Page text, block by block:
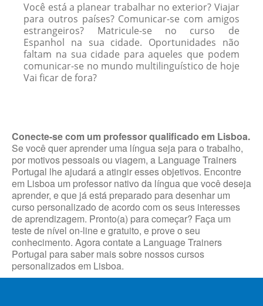
Você está a planear trabalhar no exterior? Viajar
para outros países? Comunicar-se com amigos
estrangeiros? Matricule-se no curso de
Espanhol na sua cidade. Oportunidades não
faltam na sua cidade para aqueles que podem
comunicar-se no mundo multilinguístico de hoje
Vai ficar de fora?
Conecte-se com um professor qualificado em Lisboa.
Se você quer aprender uma língua seja para o trabalho,
por motivos pessoais ou viagem, a Language Trainers
Portugal lhe ajudará a atingir esses objetivos. Encontre
em Lisboa um professor nativo da língua que você deseja
aprender, e que já está preparado para desenhar um
curso personalizado de acordo com os seus interesses
de aprendizagem. Pronto(a) para começar? Faça um
teste de nível on-line e gratuito, e prove o seu
conhecimento. Agora contate a Language Trainers
Portugal para saber mais sobre nossos cursos
personalizados em Lisboa.